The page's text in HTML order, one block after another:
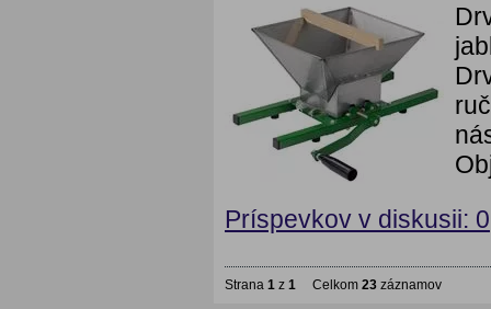
Príspevkov v diskusii: 0
Strana 1 z 1 Celkom 23 záznamov